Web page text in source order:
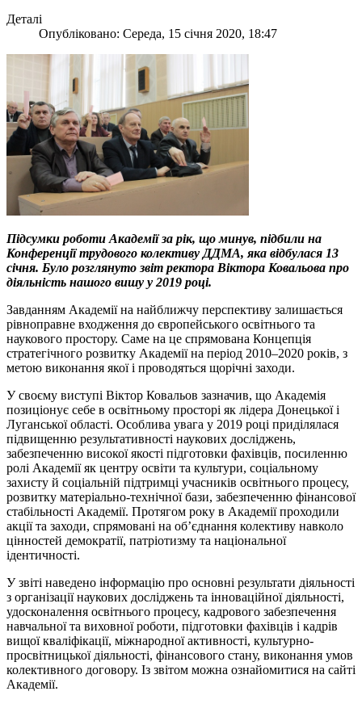
Деталі
Опубліковано: Середа, 15 січня 2020, 18:47
Підсумки роботи Академії за рік, що минув, підбили на
Конференції трудового колективу ДДМА, яка відбулася 13
січня. Було розглянуто звіт ректора Віктора Ковальова про
діяльність нашого вишу у 2019 році.
Завданням Академії на найближчу перспективу залишається
рівноправне входження до європейського освітнього та
наукового простору. Саме на це спрямована Концепція
стратегічного розвитку Академії на період 2010–2020 років, з
метою виконання якої і проводяться щорічні заходи.
У своєму виступі Віктор Ковальов зазначив, що Академія
позиціонує себе в освітньому просторі як лідера Донецької і
Луганської області. Особлива увага у 2019 році приділялася
підвищенню результативності наукових досліджень,
забезпеченню високої якості підготовки фахівців, посиленню
ролі Академії як центру освіти та культури, соціальному
захисту й соціальній підтримці учасників освітнього процесу,
розвитку матеріально-технічної бази, забезпеченню фінансової
стабільності Академії. Протягом року в Академії проходили
акції та заходи, спрямовані на об’єднання колективу навколо
цінностей демократії, патріотизму та національної
ідентичності.
У звіті наведено інформацію про основні результати діяльності
з організації наукових досліджень та інноваційної діяльності,
удосконалення освітнього процесу, кадрового забезпечення
навчальної та виховної роботи, підготовки фахівців і кадрів
вищої кваліфікації, міжнародної активності, культурно-
просвітницької діяльності, фінансового стану, виконання умов
колективного договору. Із звітом можна ознайомитися на сайті
Академії.